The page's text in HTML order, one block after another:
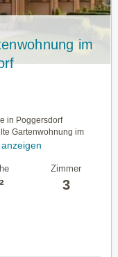
im
in Poggersdorf
Gartenwohnung im
Zimmer
3